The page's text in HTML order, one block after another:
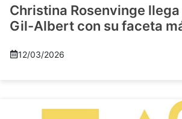
Christina Rosenvinge
Gil-Albert con su faceta
12/03/2026